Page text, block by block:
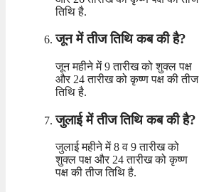
तिथि है.
जून में तीज तिथि कब की है?
जून महीने में 9 तारीख को शुक्ल पक्ष
और 24 तारीख को कृष्ण पक्ष की तीज
तिथि है.
जुलाई में तीज तिथि कब की है?
जुलाई महीने में 8 व 9 तारीख को
शुक्ल पक्ष और 24 तारीख को कृष्ण
पक्ष की तीज तिथि है.